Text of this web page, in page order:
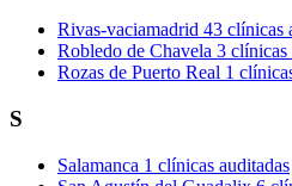
Rivas-vaciamadrid 43 clínicas
Robledo de Chavela 3 clínicas
Rozas de Puerto Real 1
S
Salamanca 1 clínicas auditadas